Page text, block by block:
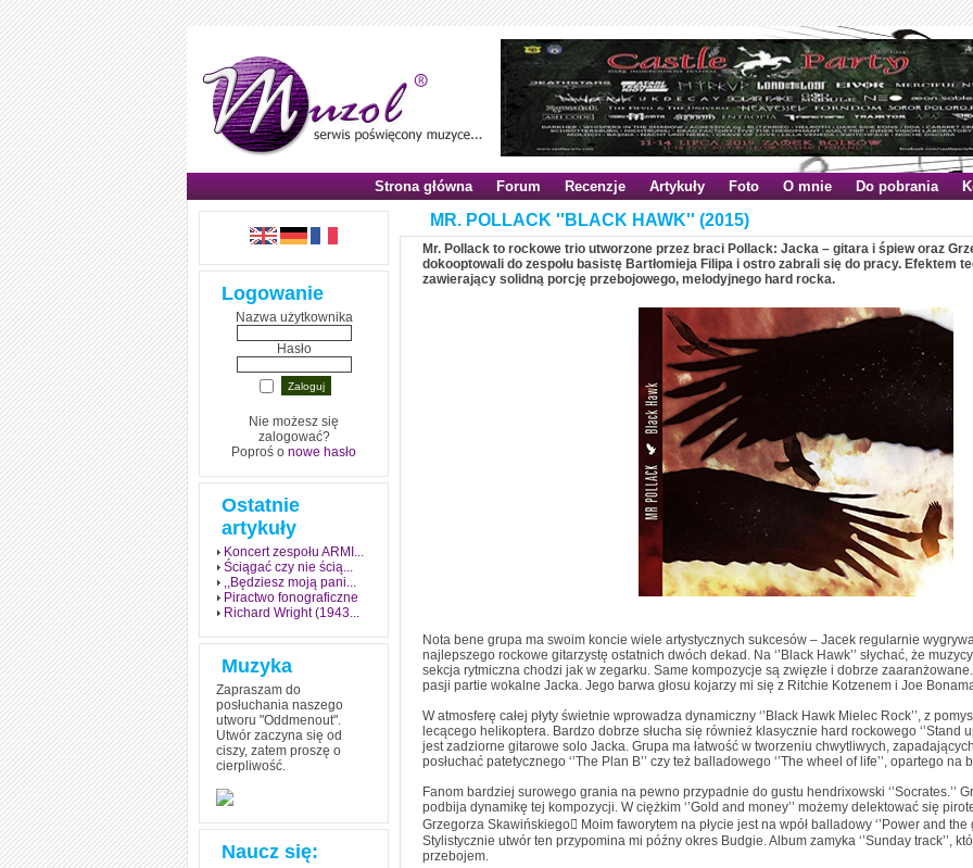
Strona główna Forum Recenzje Artykuły Foto O mnie Do pobrania
Logowanie
Nazwa użytkownika
Hasło
Nie możesz się
zalogować?
Poproś o nowe hasło
Ostatnie
artykuły
Koncert zespołu ARMI...
Ściągać czy nie ścią...
,,Będziesz moją pani...
Piractwo fonograficzne
Richard Wright (1943...
Muzyka
Zapraszam do
posłuchania naszego
utworu "Oddmenout".
Utwór zaczyna się od
ciszy, zatem proszę o
cierpliwość.
Naucz się:
Jak stworzyć fenomen
egzamin? Poznaj metody
mistrzów
MR. POLLACK ''BLACK HAWK'' (2015)
Mr. Pollack to rockowe trio utworzone przez braci Pollack: Jacka – gitara i śpiew oraz
dokooptowali do zespołu basistę Bartłomieja Filipa i ostro zabrali się do pracy. Efektem
zawierający solidną porcję przebojowego, melodyjnego hard rocka.
Nota bene grupa ma swoim koncie wiele artystycznych sukcesów – Jacek regularnie
najlepszego rockowe gitarzystę ostatnich dwóch dekad. Na ‘’Black Hawk’’ słychać, że
sekcja rytmiczna chodzi jak w zegarku. Same kompozycje są zwięzłe i dobrze
pasji partie wokalne Jacka. Jego barwa głosu kojarzy mi się z Ritchie Kotzenem i Joe
W atmosferę całej płyty świetnie wprowadza dynamiczny ‘’Black Hawk Mielec Rock’’, z
lecącego helikoptera. Bardzo dobrze słucha się również klasycznie hard rockowego ‘’Stand
jest zadziorne gitarowe solo Jacka. Grupa ma łatwość w tworzeniu chwytliwych,
posłuchać patetycznego ‘’The Plan B’’ czy też balladowego ‘’The wheel of life’’, opartego
Fanom bardziej surowego grania na pewno przypadnie do gustu hendrixowski ‘’Socrates.’’
podbija dynamikę tej kompozycji. W ciężkim ‘’Gold and money’’ możemy delektować się
Grzegorza Skawińskiego Moim faworytem na płycie jest na wpół balladowy ‘’Power and the
Stylistycznie utwór ten przypomina mi późny okres Budgie. Album zamyka ‘’Sunday track’’,
przebojem.